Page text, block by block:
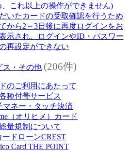
これ以上の操作ができません)
いたカードの受取確認を行うため
から2～3日後に再度ログインをお
示され、ログインやID・パスワー
再設定ができない
ス・その他 (206件)
のご利用にあたって
種付帯サービス
マネー・タッチ決済
（オリヒメ）カード
量規制について
ードローンCREST
Card THE POINT